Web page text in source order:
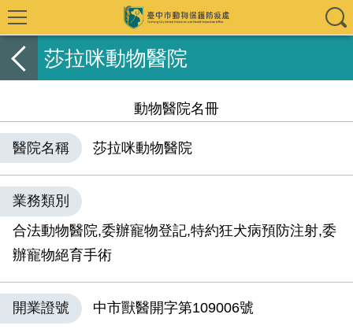
莎拉咪動物醫院
動物醫院名冊
醫院名稱 莎拉咪動物醫院
業務類別
合法動物醫院,委辦寵物登記,特約狂犬病預防注射,委
辦寵物絕育手術
開業證號 中市獸醫開字第109006號